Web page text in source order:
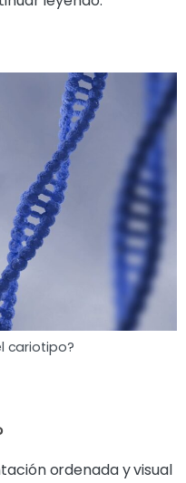
cariotipo?
ordenada y visual